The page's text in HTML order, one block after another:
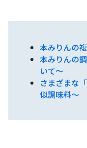
本みりんの
本みりんの
いて～
さまざまな
似調味料～